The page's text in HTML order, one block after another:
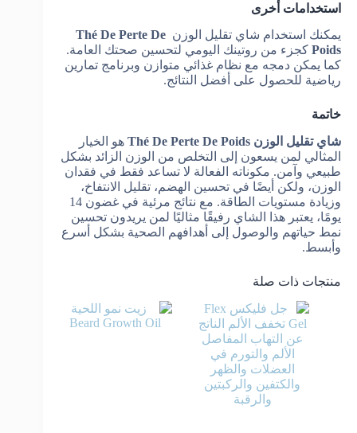
استخدامات أخرى
يمكنك استخدام شاي تقليل الوزن Thé De Perte De
Poids كجزء من روتينك اليومي لتحسين صحتك العامة.
كما يمكن دمجه مع نظام غذائي متوازن وبرنامج تمارين
رياضية للحصول على أفضل النتائج.
خاتمة
شاي تقليل الوزن Thé De Perte De Poids
هو الخيار
المثالي لمن يسعون إلى التخلص من الوزن الزائد بشكل
طبيعي وآمن. مكوناته الفعالة لا تساعد فقط في فقدان
الوزن، ولكن أيضًا في تحسين الهضم، تقليل الانتفاخ،
وزيادة مستويات الطاقة. مع نتائج مرئية في غضون 14
يومًا، يعتبر هذا الشاي رفيقًا مثاليًا لمن يريدون تحسين
نمط حياتهم والوصول إلى أهدافهم الصحية بشكل أسرع
وأبسط.
منتجات ذات صلة